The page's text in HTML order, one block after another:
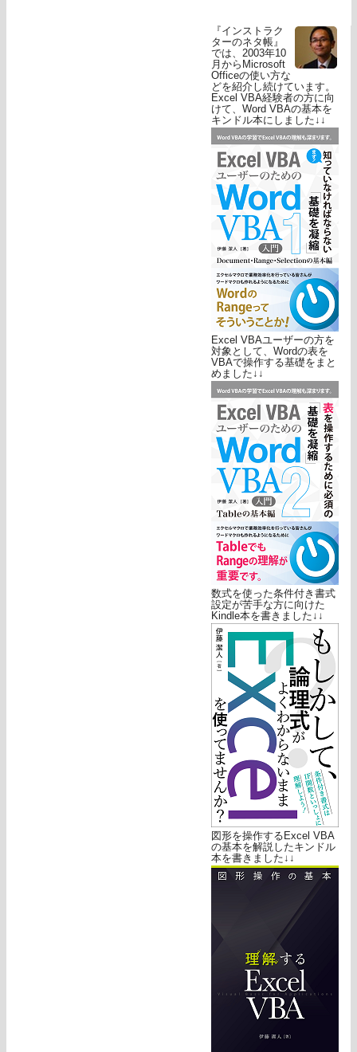
『インストラク
ターのネタ帳』
では、2003年10
月からMicrosoft
Officeの使い方な
どを紹介し続けています。
Excel VBA経験者の方に向
けて、Word VBAの基本を
キンドル本にしました↓↓
Excel VBAユーザーの方を
対象として、Wordの表を
VBAで操作する基礎をまと
めました↓↓
数式を使った条件付き書式
設定が苦手な方に向けた
Kindle本を書きました↓↓
図形を操作するExcel VBA
の基本を解説したキンドル
本を書きました↓↓